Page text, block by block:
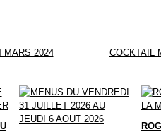
MARS 2024 COCKTAIL